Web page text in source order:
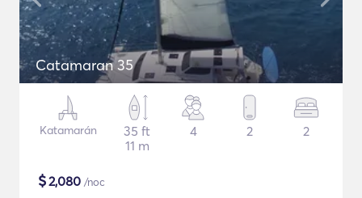
Catamaran 35
Katamarán
35 ft
11 m
4 2 2
$2,080 /noc